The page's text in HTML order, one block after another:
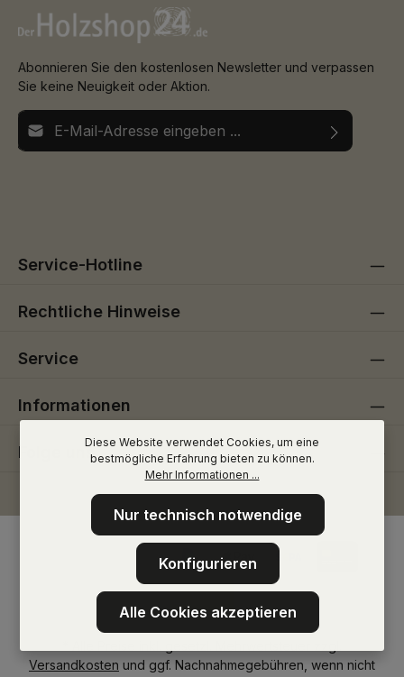
Abonnieren Sie den kostenlosen Newsletter und verpassen
Sie keine Neuigkeit oder Aktion.
E-Mail-Adresse*
Service-Hotline
Rechtliche Hinweise
Service
Informationen
Folge uns
Versandkosten und ggf. Nachnahmegebühren, wenn nicht
Diese Website verwendet Cookies, um eine
bestmögliche Erfahrung bieten zu können.
Mehr Informationen ...
Nur technisch notwendige
Konfigurieren
Alle Cookies akzeptieren